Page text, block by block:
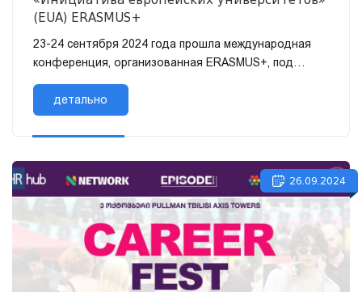
(EUA) ERASMUS+
23-24 сентября 2024 года прошла международная
конференция, организованная ERASMUS+, под
названием «Инициатива европейских
университетов» (EUA). Конф...
детально
26.09.2024